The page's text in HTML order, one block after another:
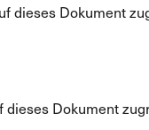
dieses Dokument
dieses Dokument